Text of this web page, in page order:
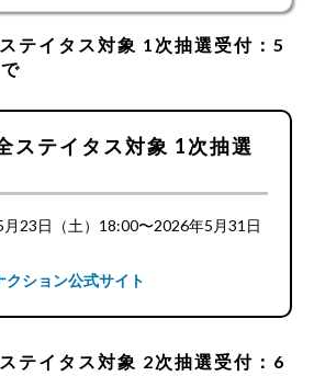
テイタス対象 1次抽選受付：5
ステイタス対象 1次抽選
月23日（土）18:00〜2026年5月31日
クション公式サイト
テイタス対象 2次抽選受付：6